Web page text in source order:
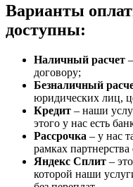
Варианты
доступны:
Наличный расчет
договору;
Безналичный
юридических лиц,
Кредит – наши
этого у нас есть
Рассрочка – у нас
рамках
Яндекс Сплит –
которой наши